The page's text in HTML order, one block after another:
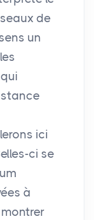
de
un
ici
ci se
à